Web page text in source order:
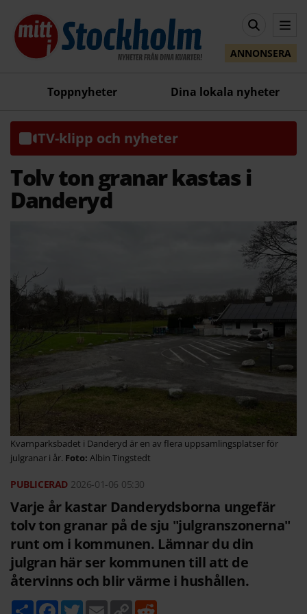
ANNONSERA
Toppnyheter Dina lokala nyheter
TV-klipp och nyheter
Tolv ton granar kastas i
Danderyd
Kvarnparksbadet i Danderyd är en av flera uppsamlingsplatser för
julgranar i år.
Albin Tingstedt
2026-01-06 05:30
Varje år kastar Danderydsborna ungefär
tolv ton granar på de sju "julgranszonerna"
runt om i kommunen. Lämnar du din
julgran här ser kommunen till att de
återvinns och blir värme i hushållen.
D F T E C